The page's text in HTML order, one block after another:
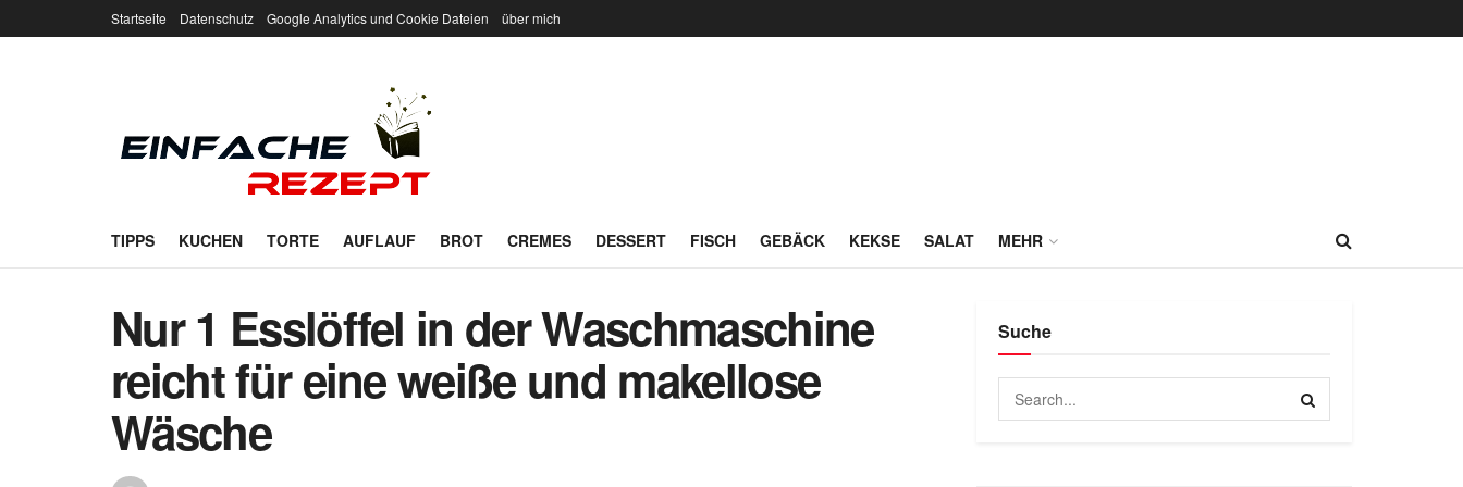
Startseite Datenschutz Google Analytics und Cookie Dateien über mich
TIPPS KUCHEN TORTE AUFLAUF BROT CREMES DESSERT FISCH GEBÄCK KEKSE SALAT MEHR
Nur 1 Esslöffel in der Waschmaschine
reicht für eine weiße und makellose
Wäsche
Suche